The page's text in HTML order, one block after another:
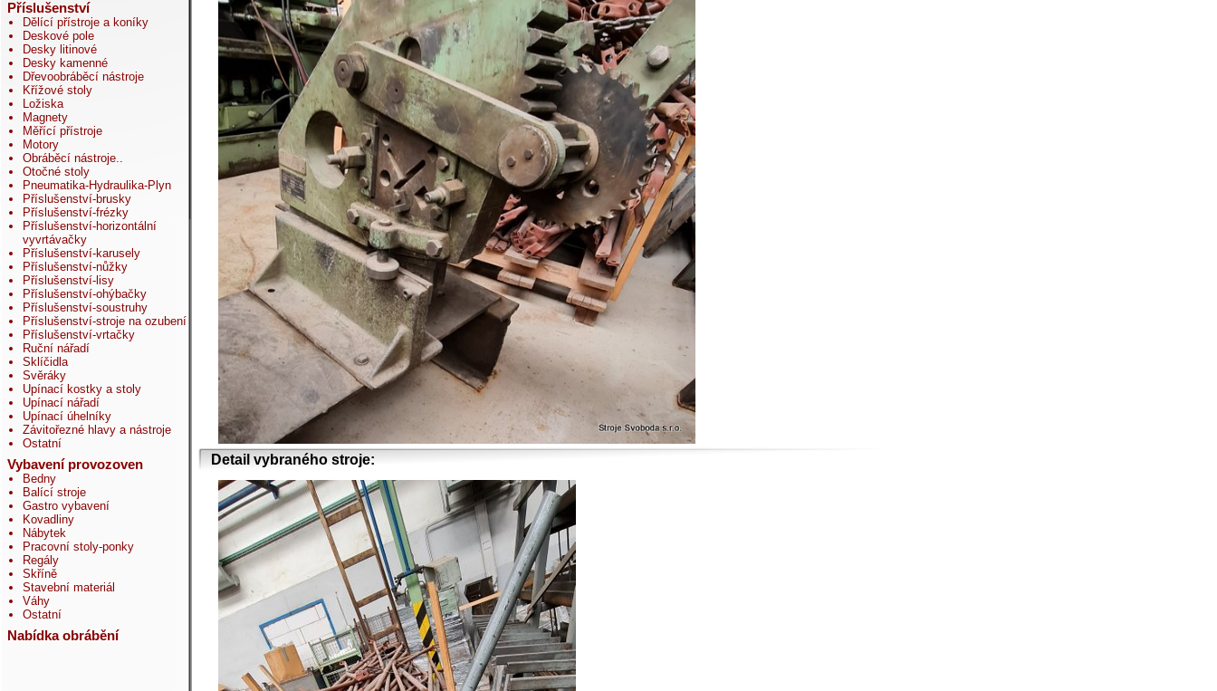
Příslušenství
Dělící přístroje a koníky
Deskové pole
Desky litinové
Desky kamenné
Dřevoobráběcí nástroje
Křížové stoly
Ložiska
Magnety
Měřící přístroje
Motory
Obráběcí nástroje..
Otočné stoly
Pneumatika-Hydraulika-Plyn
Příslušenství-brusky
Příslušenství-frézky
Příslušenství-horizontální
vyvrtávačky
Příslušenství-karusely
Příslušenství-nůžky
Příslušenství-lisy
Příslušenství-ohýbačky
Příslušenství-soustruhy
Příslušenství-stroje na ozubení
Příslušenství-vrtačky
Ruční nářadí
Sklíčidla
Svěráky
Upínací kostky a stoly
Upínací nářadí
Upínací úhelníky
Závitořezné hlavy a nástroje
Ostatní
Vybavení provozoven
Bedny
Balící stroje
Gastro vybavení
Kovadliny
Nábytek
Pracovní stoly-ponky
Regály
Skříně
Stavební materiál
Váhy
Ostatní
Nabídka obrábění
Detail vybraného stroje: